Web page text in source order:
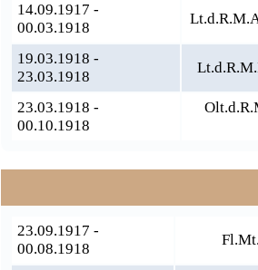
14.09.1917 -
00.03.1918
19.03.1918 -
23.03.1918
23.03.1918 -
00.10.1918
23.09.1917 -
00.08.1918